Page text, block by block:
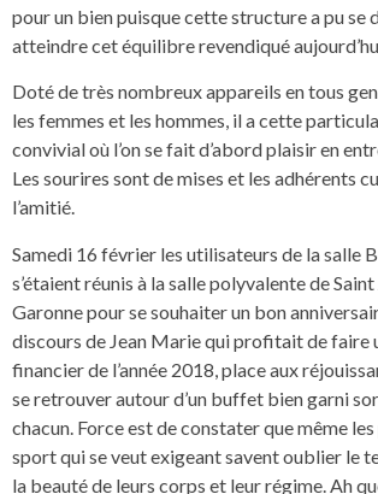
pour un bien puisque cette structure a pu se
atteindre cet équilibre revendiqué
Doté de très nombreux appareils en tous
les femmes et les hommes, il a cette
convivial où l’on se fait d’abord plaisir en
Les sourires sont de mises et les adhérents
l’amitié.
Samedi 16 février les utilisateurs de la salle
s’étaient réunis à la salle polyvalente de
Garonne pour se souhaiter un bon
discours de Jean Marie qui profitait de faire
financier de l’année 2018, place aux
se retrouver autour d’un buffet bien garni
chacun. Force est de constater que même
sport qui se veut exigeant savent oublier le
la beauté de leurs corps et leur régime. Ah